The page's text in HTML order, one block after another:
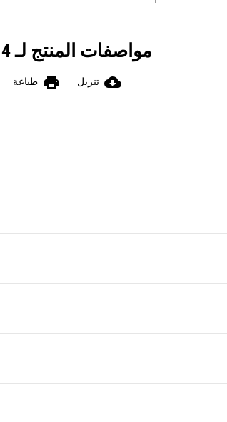
مواصفات المنتج لـ 914
cloud_download تنزيل print طباعة